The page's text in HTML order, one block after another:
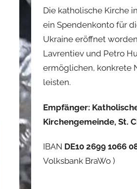
Die katholische Kirche
ein Spendenkonto für
Ukraine eröffnet
Lavrentiev und Petro
ermöglichen, konkrete
leisten.
Empfänger:
Kirchengemeinde, St.
IBAN DE10 2699 1066
Volksbank BraWo )